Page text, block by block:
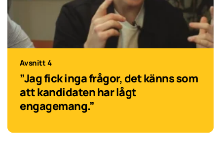
Avsnitt 4
”Jag fick inga frågor, det känns som
att kandidaten har lågt
engagemang.”